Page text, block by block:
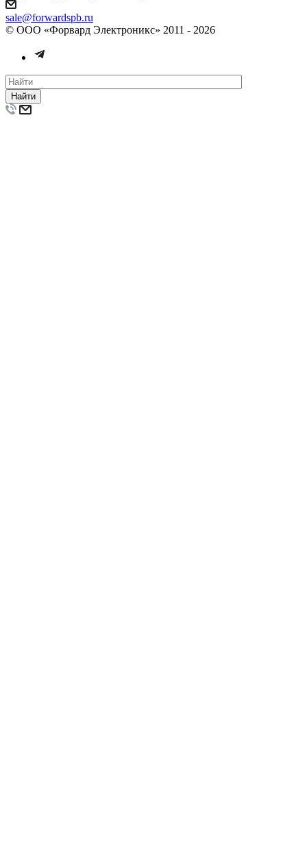
sale@forwardspb.ru
© ООО «Форвард Электроникс» 2011 - 2026
Найти